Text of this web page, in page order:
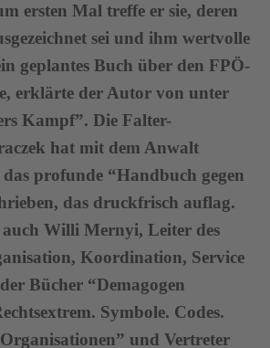
ersten Mal treffe er sie, deren
sei und ihm wertvolle
geplantes Buch über den FPÖ-
erklärte der Autor von unter
Kampf”. Die Falter-
hat mit dem Anwalt
das profunde “Handbuch gegen
das druckfrisch auflag.
Willi Mernyi, Leiter des
Koordination, Service
Bücher “Demagogen
Symbole. Codes.
und Vertreter